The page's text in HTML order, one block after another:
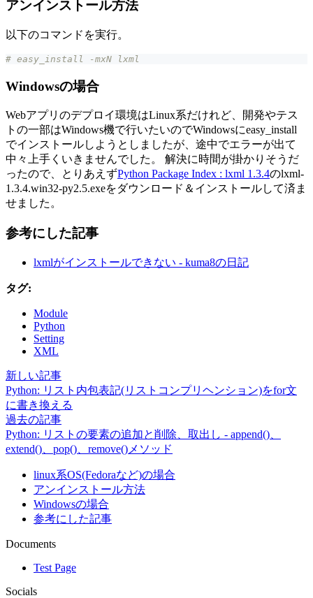
アンインストール方法
以下のコマンドを実行。
# easy_install -mxN lxml
Windowsの場合
Webアプリのデプロイ環境はLinux系だけれど、開発やテス
トの一部はWindows機で行いたいのでWindowsにeasy_install
でインストールしようとしましたが、途中でエラーが出て
中々上手くいきませんでした。 解決に時間が掛かりそうだ
ったので、とりあえずPython Package Index : lxml 1.3.4のlxml-
1.3.4.win32-py2.5.exeをダウンロード＆インストールして済ま
せました。
参考にした記事
lxmlがインストールできない - kuma8の日記
タグ:
Module
Python
Setting
XML
新しい記事
Python: リスト内包表記(リストコンプリヘンション)をfor文
に書き換える
過去の記事
Python: リストの要素の追加と削除、取出し - append()、
extend()、pop()、remove()メソッド
linux系OS(Fedoraなど)の場合
アンインストール方法
Windowsの場合
参考にした記事
Documents
Test Page
Socials